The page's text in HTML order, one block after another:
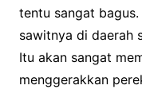
tentu sangat
sawitnya di daerah
Itu akan sangat
menggerakkan